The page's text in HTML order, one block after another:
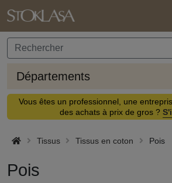
Départements
Vous êtes un professionnel, une
des achats à prix de gros ?
Tissus Tissus en coton Pois
Pois